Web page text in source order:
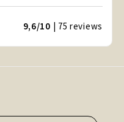
9,6/10 | 75reviews